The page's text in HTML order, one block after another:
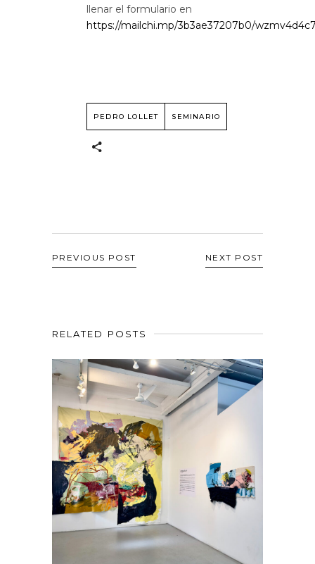
llenar el formulario en
https://mailchi.mp/3b3ae37207b0/
PEDRO LOLLET SEMINARIO
PREVIOUS POST NEXT POST
RELATED POSTS